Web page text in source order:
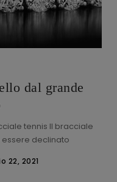
dal grande
tennis Il bracciale
declinato
22, 2021